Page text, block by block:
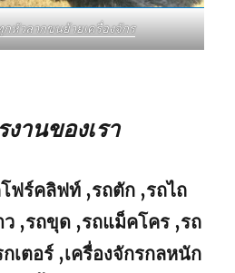
กหัวลากขนย้ายเครื่องจักร
งานของเรา
ฟร์คลิฟท์ ,รถตัก ,รถไถ
ว ,รถขุด ,รถแม็คโคร ,รถ
เตอร์ ,เครื่องจักรกลหนัก